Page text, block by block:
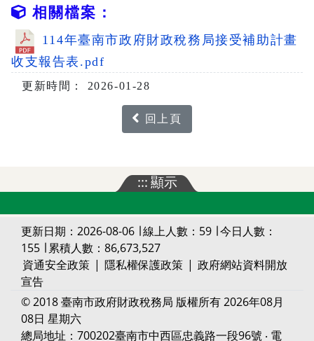
相關檔案：
114年臺南市政府財政稅務局接受補助計畫
收支報告表.pdf
更新時間： 2026-01-28
回上頁
:::顯示
更新日期：2026-08-06 ∣ 線上人數：59 ∣ 今日人數：
155 ∣ 累積人數：86,673,527
資通安全政策 | 隱私權保護政策 | 政府網站資料開放
宣告
© 2018 臺南市政府財政稅務局 版權所有 2026年08月
08日 星期六
總局地址：700202臺南市中西區忠義路一段96號 ‧ 電